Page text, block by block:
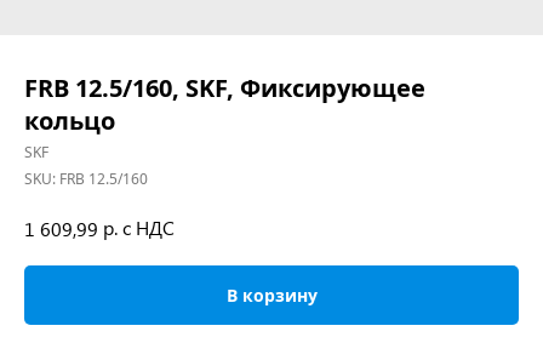
FRB 12.5/160, SKF, Фиксирующее
кольцо
SKF
SKU: FRB 12.5/160
1 609,99 р. с НДС
В корзину